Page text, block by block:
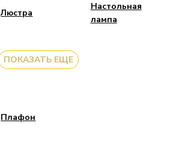
Люстра
Настольная
лампа
ПОКАЗАТЬ ЕЩЕ
Плафон